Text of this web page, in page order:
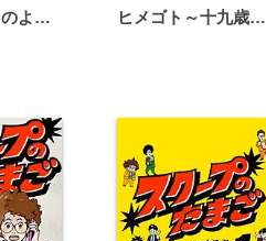
恋は雨上がりのように ヒメゴト～十九歳の制服～